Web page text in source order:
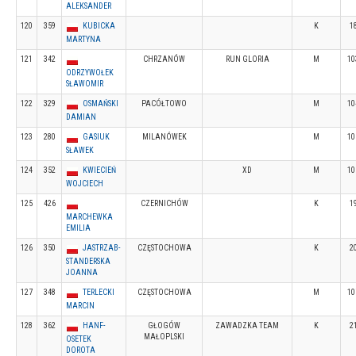
ALEKSANDER
120 359
KUBICKA
MARTYNA
K
121
342
ODRZYWOŁEK
SŁAWOMIR
CHRZANÓW RUN GLORIA M
122 329
OSMAŃSKI
DAMIAN
PACÓŁTOWO M
123 280
GASIUK
SŁAWEK
MILANÓWEK M
124 352
KWIECIEŃ
WOJCIECH
XD M
125
426
MARCHEWKA
EMILIA
CZERNICHÓW K
126 350
JASTRZAB-
STANDERSKA
JOANNA
CZĘSTOCHOWA K
127 348
TERLECKI
MARCIN
CZĘSTOCHOWA M
128 362
HANF-
OSETEK
DOROTA
GŁOGÓW
MAŁOPLSKI
ZAWADZKA TEAM K